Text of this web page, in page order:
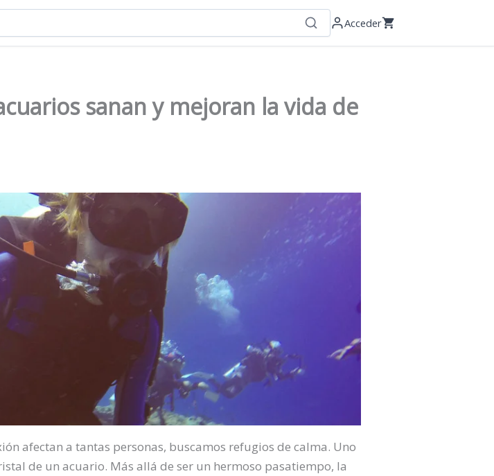
Acceder
sanan y mejoran la vida de
afectan a tantas personas, buscamos refugios de calma. Uno
de un acuario. Más allá de ser un hermoso pasatiempo, la